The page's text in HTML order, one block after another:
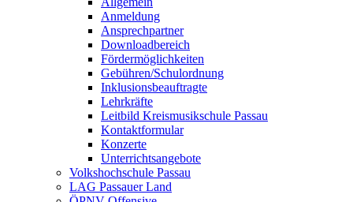
Anmeldung
Ansprechpartner
Downloadbereich
Fördermöglichkeiten
Gebühren/Schulordnung
Inklusionsbeauftragte
Lehrkräfte
Leitbild Kreismusikschule Passau
Kontaktformular
Konzerte
Unterrichtsangebote
Volkshochschule Passau
LAG Passauer Land